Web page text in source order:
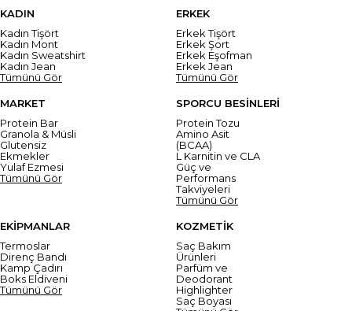
KADIN
Kadın Tişört
Kadın Mont
Kadın Sweatshirt
Kadın Jean
Tümünü Gör
ERKEK
Erkek Tişört
Erkek Şort
Erkek Eşofman
Erkek Jean
Tümünü Gör
MARKET
Protein Bar
Granola & Müsli
Glutensiz
Ekmekler
Yulaf Ezmesi
Tümünü Gör
SPORCU BESİNLERİ
Protein Tozu
Amino Asit
(BCAA)
L Karnitin ve CLA
Güç ve
Performans
Takviyeleri
Tümünü Gör
EKİPMANLAR
Termoslar
Direnç Bandı
Kamp Çadırı
Boks Eldiveni
Tümünü Gör
KOZMETİK
Saç Bakım
Ürünleri
Parfüm ve
Deodorant
Highlighter
Saç Boyası